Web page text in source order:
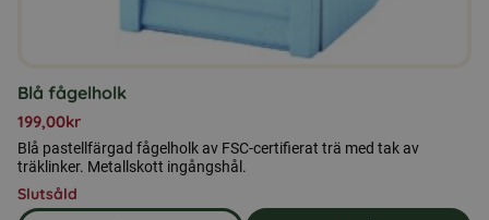
Blå fågelholk
199,00kr
Blå pastellfärgad fågelholk av FSC-certifierat trä med tak av
träklinker. Metallskott ingångshål.
Slutsåld